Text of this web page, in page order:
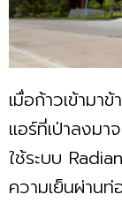
เมื่อก้าวเข้ามา
แอร์ที่เป่าลงมา
ใช้ระบบ
ความเย็นผ่าน